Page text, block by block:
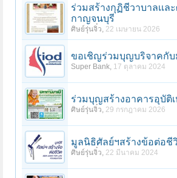
ร่วมสร้างกุฏิชีวาบาลเเล
กาญจนบุรี
ศิษย์รุ่นจิ๋ว, 22 เมษายน 2026
ขอเชิญร่วมบุญบริจาคกั
Super Bank, 17 ตุลาคม 2024
ร่วมบุญสร้างอาคารอุบัติ
ศิษย์รุ่นจิ๋ว, 29 กรกฎาคม 2026
มูลนิธิศัลย์ฯสร้างข้อต่อชี
ศิษย์รุ่นจิ๋ว, 22 มีนาคม 2024